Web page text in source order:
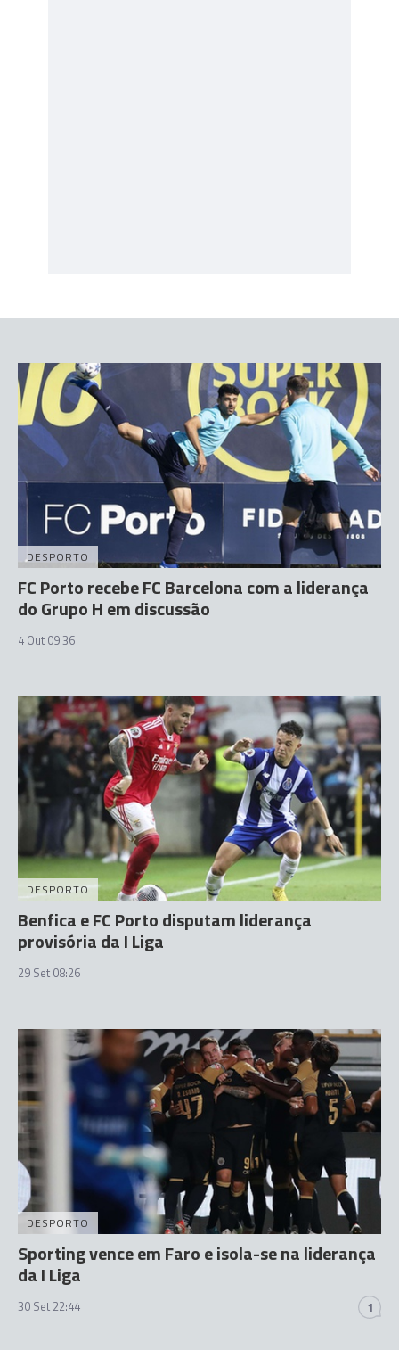
DESPORTO
FC Porto recebe FC Barcelona com a liderança
do Grupo H em discussão
4 Out 09:36
DESPORTO
Benfica e FC Porto disputam liderança
provisória da I Liga
29 Set 08:26
DESPORTO
Sporting vence em Faro e isola-se na liderança
da I Liga
30 Set 22:44 1